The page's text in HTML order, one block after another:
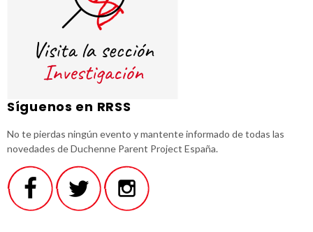
Síguenos en RRSS
No te pierdas ningún evento y mantente informado de todas las
novedades de Duchenne Parent Project España.